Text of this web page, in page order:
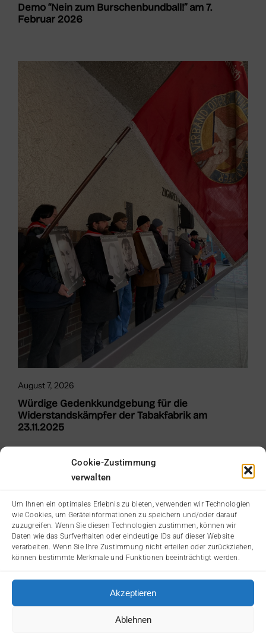
Cookie-Zustimmung
verwalten
Um Ihnen ein optimales Erlebnis zu bieten, verwenden wir Technologien
wie Cookies, um Geräteinformationen zu speichern und/oder darauf
zuzugreifen. Wenn Sie diesen Technologien zustimmen, können wir
Daten wie das Surfverhalten oder eindeutige IDs auf dieser Website
verarbeiten. Wenn Sie Ihre Zustimmung nicht erteilen oder zurückziehen,
können bestimmte Merkmale und Funktionen beeinträchtigt werden.
Akzeptieren
Ablehnen
Demo “Nein zum Burschenbundball!” am 7.
Februar 2026
August 7, 2026
Würdige Gedenkkundgebung für die
Widerstandskämpfer der Tabakfabrik am
23.11.2025
© 2026: Landesverband Oberösterreich der
AntifaschistInnen, WiderstandskämpferInnen und Opfer des
Faschismus (KZ-Verband/VdA OÖ), Weissenwolffstraße